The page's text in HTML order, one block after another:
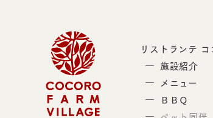
リストランテ
施設紹介
メニュー
ＢＢＱ